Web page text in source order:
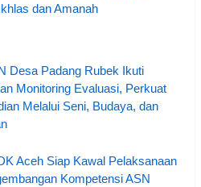
dan Amanah
Desa Padang Rubek Ikuti
Monitoring Evaluasi, Perkuat
Melalui Seni, Budaya, dan
Aceh Siap Kawal Pelaksanaan
Kompetensi ASN